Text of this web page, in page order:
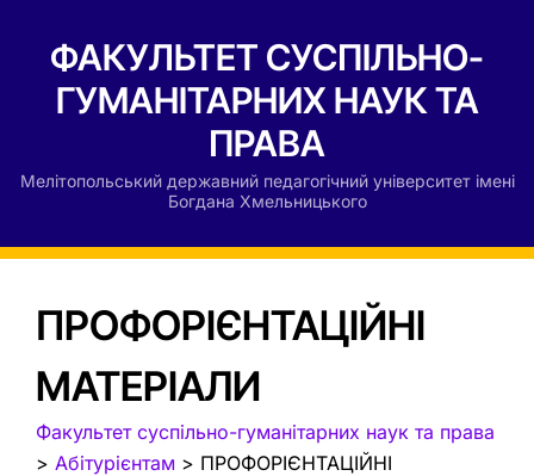
ФАКУЛЬТЕТ СУСПІЛЬНО-
ГУМАНІТАРНИХ НАУК ТА
ПРАВА
Мелітопольський державний педагогічний університет імені
Богдана Хмельницького
ПРОФОРІЄНТАЦІЙНІ
МАТЕРІАЛИ
Факультет суспільно-гуманітарних наук та права
> Абітурієнтам > ПРОФОРІЄНТАЦІЙНІ